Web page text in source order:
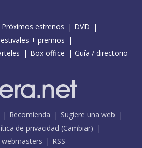
Próximos estrenos
DVD
+ premios
Box-office Guía / directorio
Recomienda
Sugiere una web
de privacidad (Cambiar)
webmasters RSS